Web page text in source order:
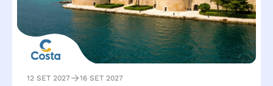
12 SET 2027 16 SET 2027